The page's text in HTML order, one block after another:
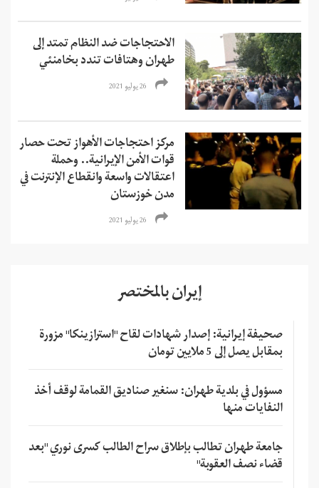
الاحتجاجات ضد النظام تمتد إلى
طهران وهتافات تندد بخامنئي
26 يوليو 2021
مركز احتجاجات الأهواز تحت حصار
قوات الأمن الإيرانية.. وحملة
اعتقالات واسعة وانقطاع الإنترنت في
مدن خوزستان
26 يوليو 2021
إيران بالمختصر
صحيفة إيرانية: إصدار شهادات لقاح "استرازينكا" مزورة
بمقابل يصل إلى 5 ملايين تومان
مسؤول في بلدية طهران: سنغير صناديق القمامة لوقف أخذ
النفايات منها
جامعة طهران تطالب بإطلاق سراح الطالب كسرى نوري "بعد
قضاء نصف العقوبة"